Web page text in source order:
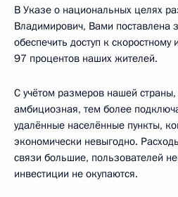
В Указе о национальных целях
Владимирович, Вами поставлена
обеспечить доступ к скоростному
97 процентов наших жителей.
С учётом размеров нашей
амбициозная, тем более
удалённые населённые пункты,
экономически невыгодно.
связи большие, пользователей
инвестиции не окупаются.